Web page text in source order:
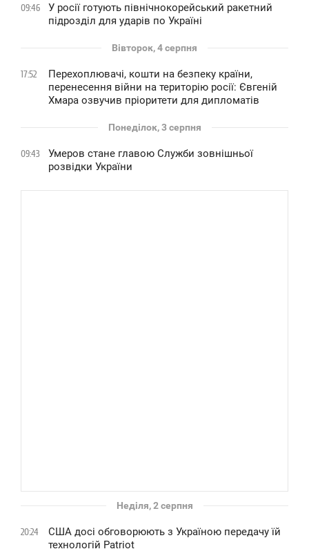
09:46
У росії готують північнокорейський ракетний
підрозділ для ударів по Україні
Вівторок, 4 серпня
17:52
Перехоплювачі, кошти на безпеку країни,
перенесення війни на територію росії: Євгеній
Хмара озвучив пріоритети для дипломатів
Понеділок, 3 серпня
09:43
Умеров стане главою Служби зовнішньої
розвідки України
Неділя, 2 серпня
20:24
США досі обговорюють з Україною передачу їй
технологій Patriot